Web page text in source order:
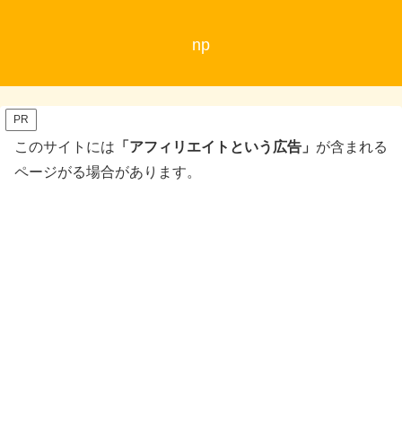
np
PR
このサイトには 「アフィリエイトという広告」 が含まれる
ページがる場合があります。